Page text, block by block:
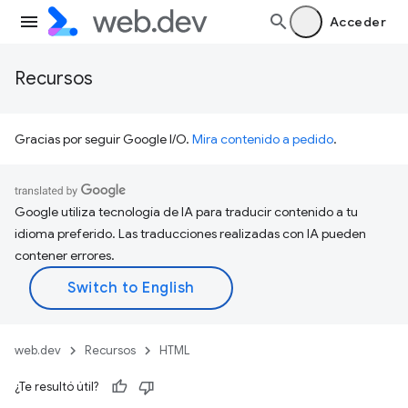
Acceder
Recursos
Gracias por seguir Google I/O. Mira contenido a pedido.
Google utiliza tecnología de IA para traducir contenido a tu
idioma preferido. Las traducciones realizadas con IA pueden
contener errores.
web.dev Recursos HTML
¿Te resultó útil?